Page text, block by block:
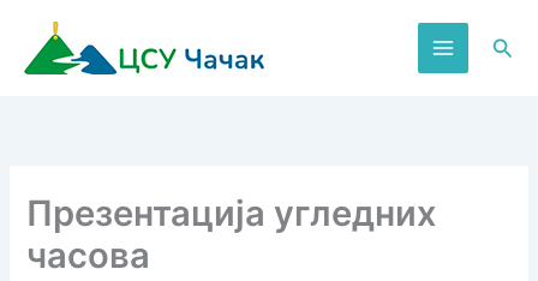
садржај
Презентација угледних
часова